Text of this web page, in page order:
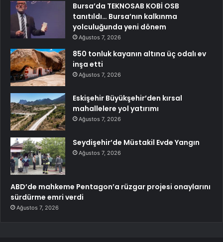
Bursa’da TEKNOSAB KOBİ OSB
tanıtıldı… Bursa’nın kalkınma
yolculuğunda yeni dönem
Ağustos 7, 2026
850 tonluk kayanın altına üç odalı ev
inşa etti
Ağustos 7, 2026
Eskişehir Büyükşehir’den kırsal
mahallelere yol yatırımı
Ağustos 7, 2026
Seydişehir’de Müstakil Evde Yangın
Ağustos 7, 2026
ABD’de mahkeme Pentagon’a rüzgar projesi onaylarını
sürdürme emri verdi
Ağustos 7, 2026